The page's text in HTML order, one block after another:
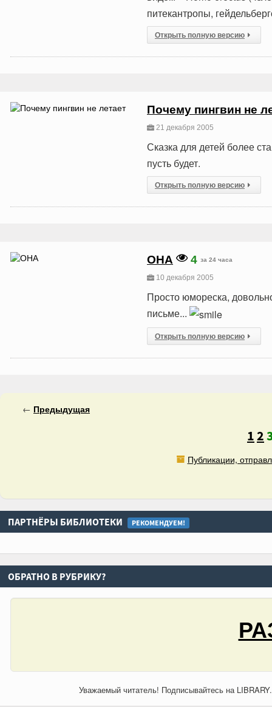
питекантропы,
Открыть полную версию
Почему пингвин не
21 декабря 2005
Сказка для детей более
пусть будет.
Открыть полную версию
ОНА 4 за 24 часа
10 декабря 2005
Просто юмореска,
письме...
Открыть полную версию
← Предыдущая
12
Публикации,
ПАРТНЁРЫ БИБЛИОТЕКИ РЕКОМЕНДУЕМ!
ОБРАТНО В РУБРИКУ?
Уважаемый читатель! Подписывайтесь на